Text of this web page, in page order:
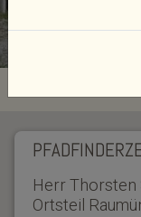
Herr
Ortsteil